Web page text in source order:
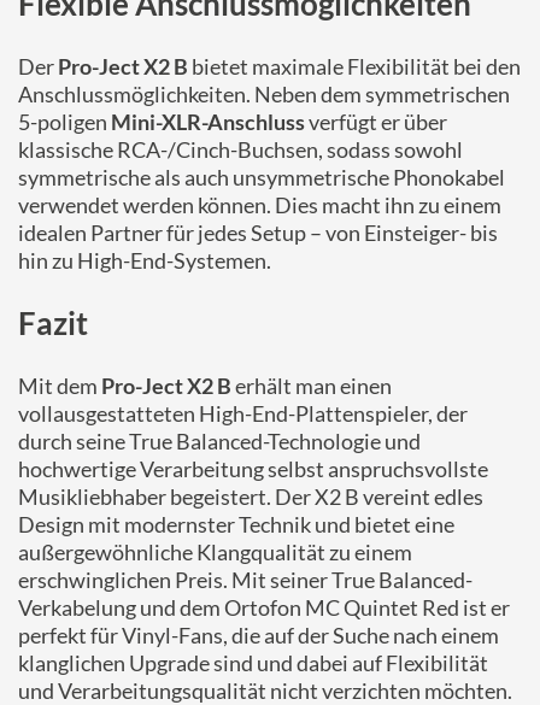
DerPro-Ject X2 B bietet maximale Flexibilität bei den
Anschlussmöglichkeiten. Neben dem symmetrischen
5-poligen Mini-XLR-Anschlussverfügt er über
klassische RCA-/Cinch-Buchsen, sodass sowohl
symmetrische als auch unsymmetrische Phonokabel
verwendet werden können. Dies macht ihn zu einem
idealen Partner für jedes Setup – von Einsteiger- bis
hin zu High-End-Systemen.
Fazit
Mit dem Pro-Ject X2 Berhält man einen
vollausgestatteten High-End-Plattenspieler, der
durch seine True Balanced-Technologie und
hochwertige Verarbeitung selbst anspruchsvollste
Musikliebhaber begeistert. Der X2 B vereint edles
Design mit modernster Technik und bietet eine
außergewöhnliche Klangqualität zu einem
erschwinglichen Preis. Mit seiner True Balanced-
Verkabelung und dem Ortofon MC Quintet Red ist er
perfekt für Vinyl-Fans, die auf der Suche nach einem
klanglichen Upgrade sind und dabei auf Flexibilität
und Verarbeitungsqualität nicht verzichten möchten.